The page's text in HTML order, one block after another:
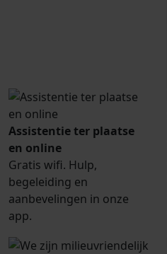
Assistentie ter plaatse
en online
Gratis wifi. Hulp,
begeleiding en
aanbevelingen in onze
app.